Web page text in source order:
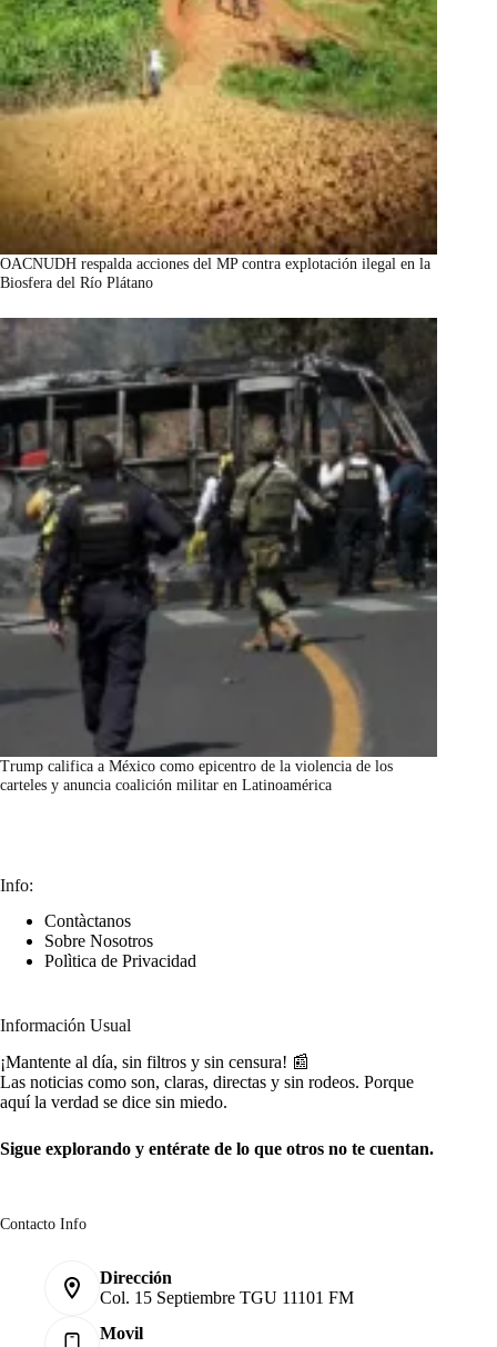
OACNUDH respalda acciones del MP contra explotación ilegal en la
Biosfera del Río Plátano
Trump califica a México como epicentro de la violencia de los
carteles y anuncia coalición militar en Latinoamérica
Info:
Contàctanos
Sobre Nosotros
Polìtica de Privacidad
Información Usual
¡Mantente al día, sin filtros y sin censura! 📰
Las noticias como son, claras, directas y sin rodeos. Porque
aquí la verdad se dice sin miedo.
Sigue explorando y entérate de lo que otros no te cuentan.
Contacto Info
Dirección
Col. 15 Septiembre TGU 11101 FM
Movil